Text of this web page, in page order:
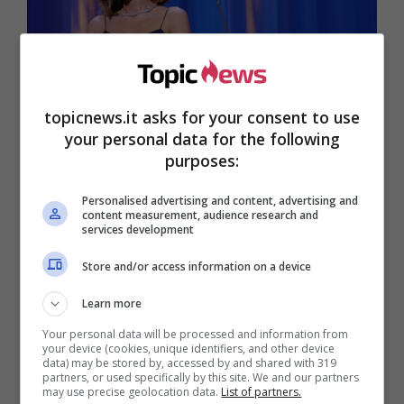
Serena Rossi alla Mostra Internazionale del cinema di Venezia –
L’attrice ha raccontato che da giovane ha
sofferto di anoressia dopo che un regista le ha
espressamente chiesto di dimagrire se avesse
parole: “Non nascondiamoci dietro a un dito,
l’aspetto fisico conta. Soprattutto in un mestiere
come il mio. Ho sempre saputo di voler fare
l’attrice. Già a 16 anni ho iniziato con i primi
provini, ed ero determinata a raggiungere i miei
topicnews.it asks for your consent to use
your personal data for the following
purposes:
Personalised advertising and content, advertising and
content measurement, audience research and
services development
Store and/or access information on a device
Learn more
Your personal data will be processed and information from
your device (cookies, unique identifiers, and other device
data) may be stored by, accessed by and shared with 319
partners, or used specifically by this site. We and our partners
may use precise geolocation data. List of partners.